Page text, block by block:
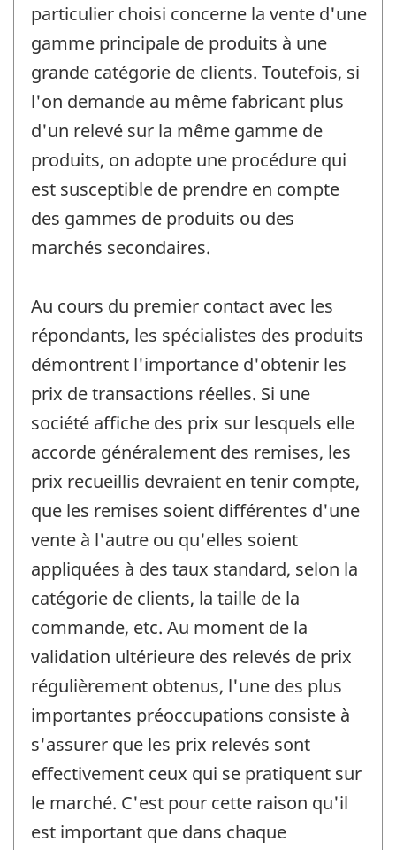
particulier choisi concerne la vente d'une
gamme principale de produits à une
grande catégorie de clients. Toutefois, si
l'on demande au même fabricant plus
d'un relevé sur la même gamme de
produits, on adopte une procédure qui
est susceptible de prendre en compte
des gammes de produits ou des
marchés secondaires.
Au cours du premier contact avec les
répondants, les spécialistes des produits
démontrent l'importance d'obtenir les
prix de transactions réelles. Si une
société affiche des prix sur lesquels elle
accorde généralement des remises, les
prix recueillis devraient en tenir compte,
que les remises soient différentes d'une
vente à l'autre ou qu'elles soient
appliquées à des taux standard, selon la
catégorie de clients, la taille de la
commande, etc. Au moment de la
validation ultérieure des relevés de prix
régulièrement obtenus, l'une des plus
importantes préoccupations consiste à
s'assurer que les prix relevés sont
effectivement ceux qui se pratiquent sur
le marché. C'est pour cette raison qu'il
est important que dans chaque